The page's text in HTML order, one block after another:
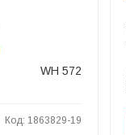
WH 572
Код: 1863829-19